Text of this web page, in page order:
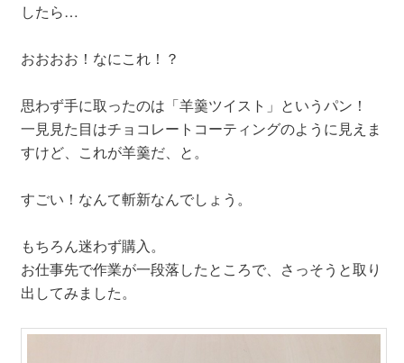
したら…
おおおお！なにこれ！？
思わず手に取ったのは「羊羹ツイスト」というパン！
一見見た目はチョコレートコーティングのように見えま
すけど、これが羊羹だ、と。
すごい！なんて斬新なんでしょう。
もちろん迷わず購入。
お仕事先で作業が一段落したところで、さっそうと取り
出してみました。